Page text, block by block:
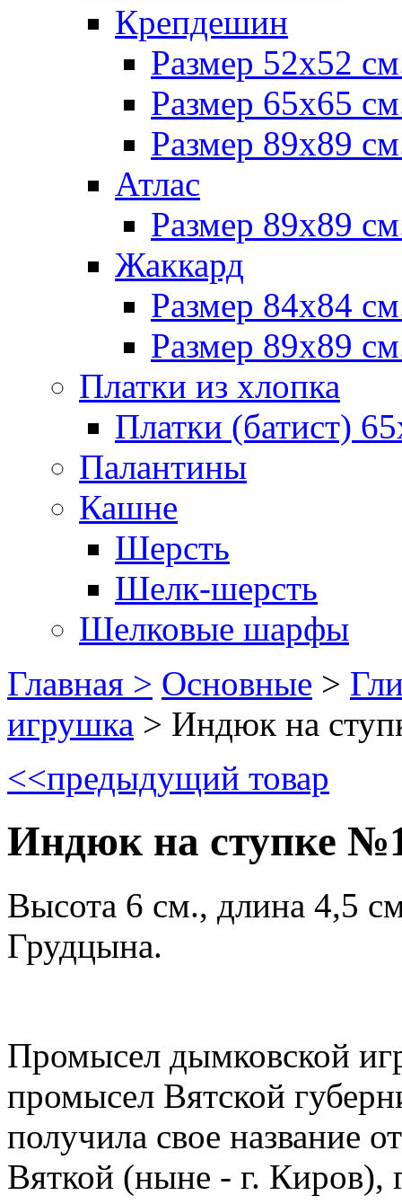
Крепдешин
Размер 52х52
Размер 65х65
Размер 89х89
Атлас
Размер 89х89
Жаккард
Размер 84х84
Размер 89х89
Платки из хлопка
Платки (батист)
Палантины
Кашне
Шерсть
Шелк-шерсть
Шелковые шарфы
Главная > Основные >
игрушка > Индюк на
<<предыдущий товар
Индюк на ступке
Высота 6 см., длина 4,5
Грудцына.
Промысел дымковской
промысел Вятской
получила свое название
Вяткой (ныне - г. Киров),